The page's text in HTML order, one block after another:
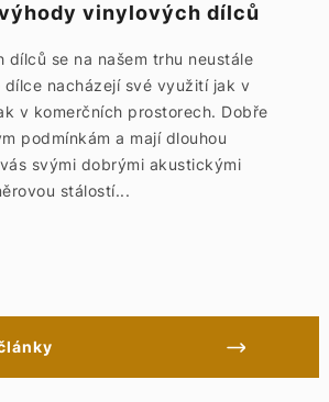
vinylových dílců
dílců se na našem trhu neustále
dílce nacházejí své využití jak v
v komerčních prostorech. Dobře
podmínkám a mají dlouhou
svými dobrými akustickými
stálostí...